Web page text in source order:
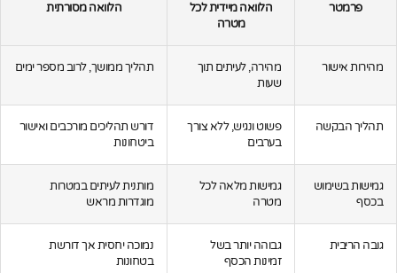
פרמטר
הלוואה מיידית לכל
מטרה
הלוואה מסורתית
מהירות אישור
מהירה, לעיתים תוך
שעות
תהליך ממושך, לרוב מספר ימים
תהליך הבקשה
פשוט ונגיש, ללא צורך
בערבים
דורש תהליכים מורכבים ואישור
ביטחונות
גמישות בשימוש
בכסף
גמישות מלאה לכל
מטרה
מותנית לעיתים במטרות
מוגדרות מראש
גובה הריבית
גבוהה יותר בשל
זמינות הכסף
נמוכה יחסית אך דורשת
בטחונות